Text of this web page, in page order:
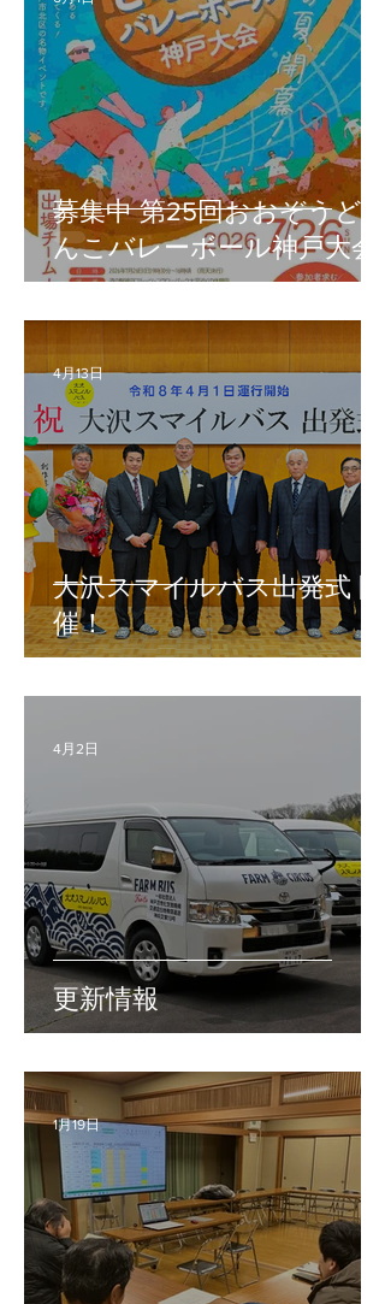
募集中 第25回おおぞうどろ
んこバレーボール神戸大会
大沢スマイルバス出発式 開
催！
4月13日
更新情報
4月2日
1月19日